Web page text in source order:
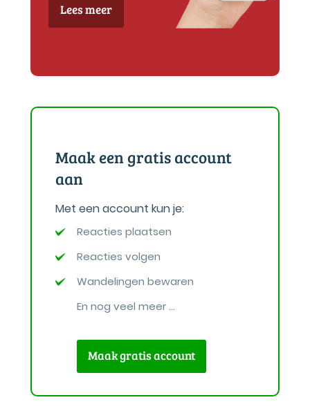
Lees meer
Maak een gratis account
aan
Met een account kun je:
Reacties plaatsen
Reacties volgen
Wandelingen bewaren
En nog veel meer ...
Maak gratis account